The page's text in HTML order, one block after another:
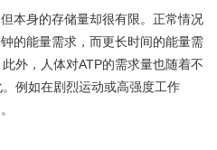
本身的存储量却很有限。正常情况
的能量需求，而更长时间的能量需
外，人体对ATP的需求量也随着不
例如在剧烈运动或高强度工作